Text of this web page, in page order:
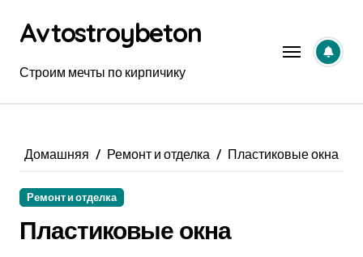
содержанию
Avtostroybeton
Строим мечты по кирпичику
Домашняя Ремонт и отделка Пластиковые окна
Ремонт и отделка
Пластиковые окна